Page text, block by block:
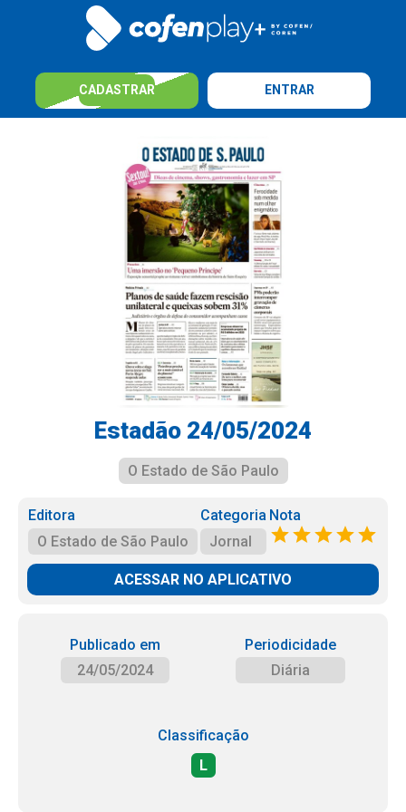
CADASTRAR ENTRAR
Estadão 24/05/2024
O Estado de São Paulo
Editora
O Estado de São Paulo
Categoria
Jornal
Nota
ACESSAR NO APLICATIVO
Publicado em
24/05/2024
Periodicidade
Diária
Classificação
L